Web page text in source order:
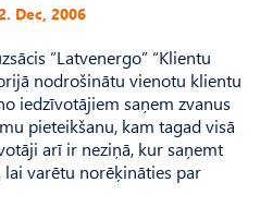
Dec, 2006
”Latvenergo” “Klientu
nodrošinātu vienotu klientu
iedzīvotājiem saņem zvanus
pieteikšanu, kam tagad visā
arī ir neziņā, kur saņemt
varētu norēķināties par